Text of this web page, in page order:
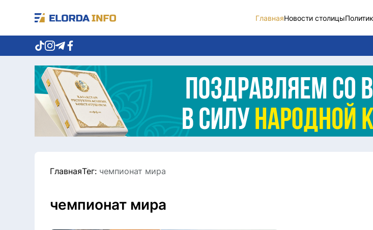
ГлавнаяНовости столицы
ГлавнаяТег: чемпионат мира
чемпионат мира